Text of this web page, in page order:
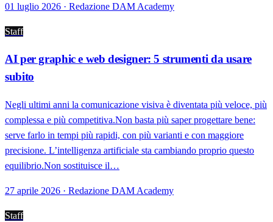
01 luglio 2026 · Redazione DAM Academy
Staff
AI per graphic e web designer: 5 strumenti da usare
subito
Negli ultimi anni la comunicazione visiva è diventata più veloce, più
complessa e più competitiva.Non basta più saper progettare bene:
serve farlo in tempi più rapidi, con più varianti e con maggiore
precisione. L’intelligenza artificiale sta cambiando proprio questo
equilibrio.Non sostituisce il…
27 aprile 2026 · Redazione DAM Academy
Staff